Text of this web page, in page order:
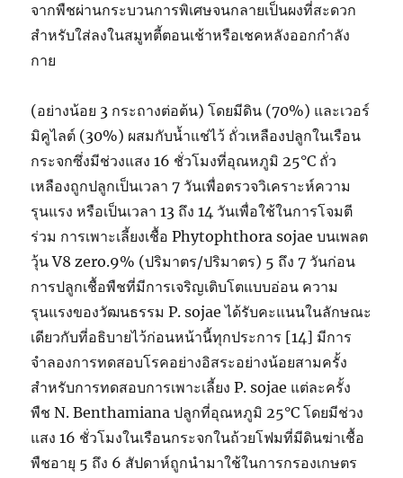
จากพืชผ่านกระบวนการพิเศษจนกลายเป็นผงที่สะดวก
สำหรับใส่ลงในสมูทตี้ตอนเช้าหรือเชคหลังออกกำลัง
กาย
(อย่างน้อย 3 กระถางต่อต้น) โดยมีดิน (70%) และเวอร์
มิคูไลต์ (30%) ผสมกับน้ำแช่ไว้ ถั่วเหลืองปลูกในเรือน
กระจกซึ่งมีช่วงแสง 16 ชั่วโมงที่อุณหภูมิ 25°C ถั่ว
เหลืองถูกปลูกเป็นเวลา 7 วันเพื่อตรวจวิเคราะห์ความ
รุนแรง หรือเป็นเวลา 13 ถึง 14 วันเพื่อใช้ในการโจมตี
ร่วม การเพาะเลี้ยงเชื้อ Phytophthora sojae บนเพลต
วุ้น V8 zero.9% (ปริมาตร/ปริมาตร) 5 ถึง 7 วันก่อน
การปลูกเชื้อพืชที่มีการเจริญเติบโตแบบอ่อน ความ
รุนแรงของวัฒนธรรม P. sojae ได้รับคะแนนในลักษณะ
เดียวกับที่อธิบายไว้ก่อนหน้านี้ทุกประการ [14] มีการ
จำลองการทดสอบโรคอย่างอิสระอย่างน้อยสามครั้ง
สำหรับการทดสอบการเพาะเลี้ยง P. sojae แต่ละครั้ง
พืช N. Benthamiana ปลูกที่อุณหภูมิ 25°C โดยมีช่วง
แสง 16 ชั่วโมงในเรือนกระจกในถ้วยโฟมที่มีดินฆ่าเชื้อ
พืชอายุ 5 ถึง 6 สัปดาห์ถูกนำมาใช้ในการกรองเกษตร